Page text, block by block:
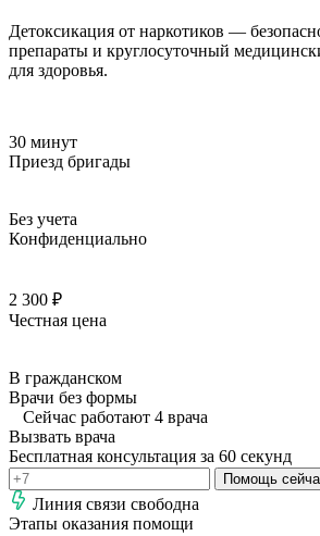
Детоксикация от наркотиков —
препараты и круглосуточный
для здоровья.
30 минут
Приезд бригады
Без учета
Конфиденциально
2 300 ₽
Честная цена
В гражданском
Врачи без формы
Сейчас работают 4 врача
Вызвать врача
Бесплатная консультация за 60 секунд
Помощь
Линия связи свободна
Этапы оказания помощи